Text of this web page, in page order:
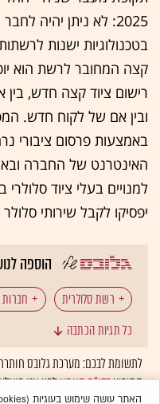
2025: לא ניתן יהיה
בטכנולוגיות ישנות
קצה המחובר לרשת הוא
רישום ציוד קצה חדש,
ובין אם של לקוח חדש.
באמצעות פרסום ציבורי
האינטרנט של החברה
למנויים בעלי ציוד
יפסיקו לקבל שירותי סלולר
הוספה
רשת סלולרית חברות
כל תגיות הכתבה
לתשומת לבכם: מערכת גלובס חותרת
המופיעבדו"ח האמוןלפיו אנו